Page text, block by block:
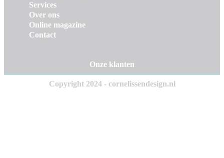
Services
Over ons
Online magazine
Contact
Onze klanten
Copyright 2024 - cornelissendesign.nl